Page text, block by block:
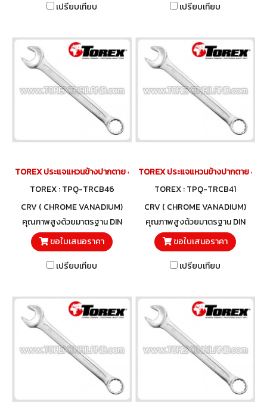
เปรียบเทียบ
เปรียบเทียบ
TOREX ประแจแหวนข้างปากตาย 46 มม.
TOREX : TPQ-TRCB46
CRV ( CHROME VANADIUM)
คุณภาพสูงด้วยมาตรฐาน DIN
3113 และวัสดุโครมวานาเดียม
ขอใบเสนอราคา
เปรียบเทียบ
TOREX ประแจแหวนข้างปากตาย 41 ม
TOREX : TPQ-TRCB41
CRV ( CHROME VANADIUM)
คุณภาพสูงด้วยมาตรฐาน DIN
3113 และวัสดุโครมวานาเดียม
ขอใบเสนอราคา
เปรียบเทียบ